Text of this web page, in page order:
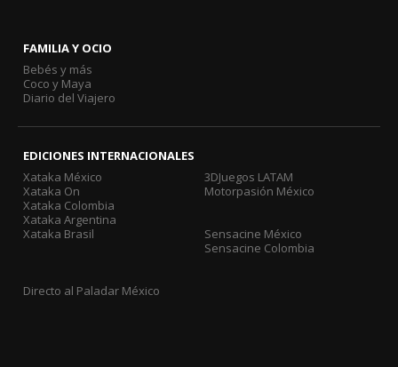
FAMILIA Y OCIO
Bebés y más
Coco y Maya
Diario del Viajero
EDICIONES INTERNACIONALES
Xataka México
Xataka On
Xataka Colombia
Xataka Argentina
Xataka Brasil
3DJuegos LATAM
Motorpasión México
Sensacine México
Sensacine Colombia
Directo al Paladar México